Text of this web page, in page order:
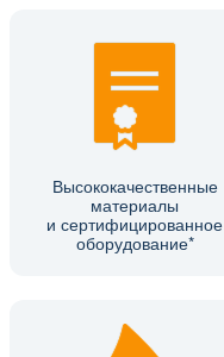
Высококачественные
материалы
и сертифицированное
оборудование*